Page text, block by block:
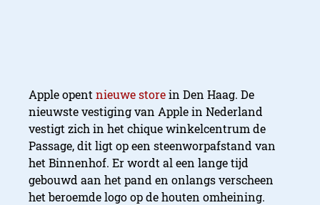
Apple opent nieuwe storein Den Haag. De
nieuwste vestiging van Apple in Nederland
vestigt zich in het chique winkelcentrum de
Passage, dit ligt op een steenworpafstand van
het Binnenhof. Er wordt al een lange tijd
gebouwd aan het pand en onlangs verscheen
het beroemde logo op de houten omheining.